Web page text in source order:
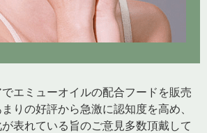
エミューオイルの配合フードを販売
りの好評から急激に認知度を高め、
表れている旨のご意見多数頂戴して